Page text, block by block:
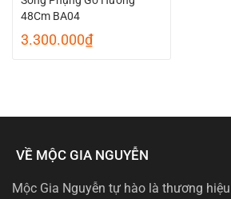
48Cm BA04
3.300.000₫
VỀ MỘC GIA NGUYỄN
Mộc Gia Nguyễn tự hào là thương